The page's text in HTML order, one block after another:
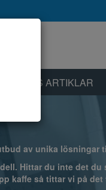
ARTIKLAR
av unika lösningar
Hittar du inte det
kaffe så tittar vi på det